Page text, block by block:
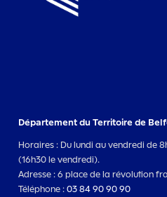
Département du Territoire de
Horaires : Du lundi au vendredi de
(16h30 le vendredi).
Adresse : 6 place de la révolution
Téléphone :03 84 90 90 90